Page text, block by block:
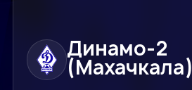
Динамо-2
(Махачкала)